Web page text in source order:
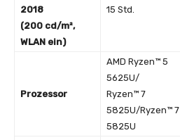
2018
(200 cd/m²,
WLAN ein)
15 Std.
Prozessor
AMD Ryzen™ 5
5625U/
Ryzen™ 7
5825U/Ryzen™ 7
5825U